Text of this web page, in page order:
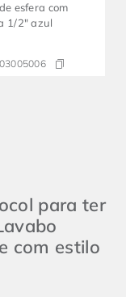
esfera com
1/2" azul
para ter
com estilo